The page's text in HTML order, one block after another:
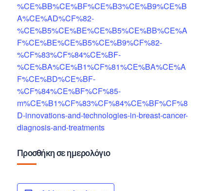
%CE%BB%CE%BF%CE%B3%CE%B9%CE%B
A%CE%AD%CF%82-
%CE%B5%CE%BE%CE%B5%CE%BB%CE%A
F%CE%BE%CE%B5%CE%B9%CF%82-
%CF%83%CF%84%CE%BF-
%CE%BA%CE%B1%CF%81%CE%BA%CE%A
F%CE%BD%CE%BF-
%CF%84%CE%BF%CF%85-
m%CE%B1%CF%83%CF%84%CE%BF%CF%8
D-innovations-and-technologies-in-breast-cancer-
diagnosis-and-treatments
Προσθήκη σε ημερολόγιο